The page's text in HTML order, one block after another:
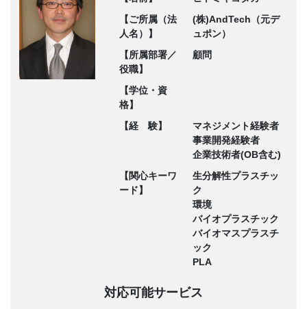
【ご所属（法
人名）】
(株)AndTech（元デ
ュポン）
【所属部署／
役職】
顧問
【学位・資
格】
【経 験】
マネジメント経験者
事業開発経験者
企業技術者(OB含む)
【関心キーワ
ード】
生分解性プラスチッ
ク
環境
バイオプラスチック
バイオマスプラスチ
ック
PLA
対応可能サービス